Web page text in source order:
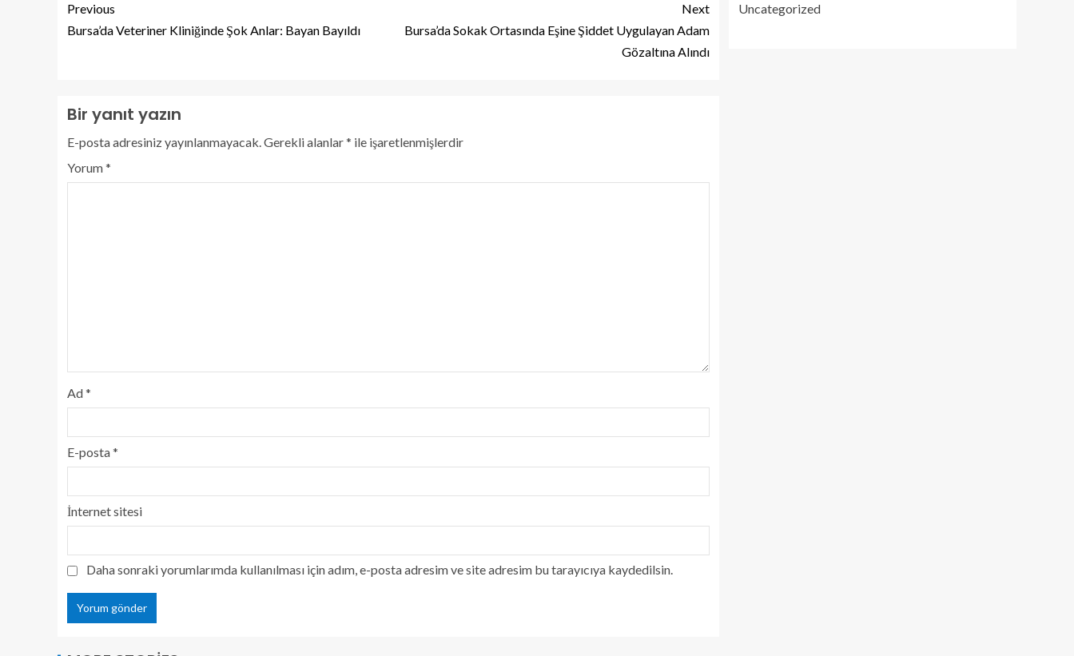
Previous
Bursa’da Veteriner Kliniğinde Şok Anlar: Bayan Bayıldı
Next
Bursa’da Sokak Ortasında Eşine Şiddet Uygulayan Adam
Gözaltına Alındı
Bir yanıt yazın
E-posta adresiniz yayınlanmayacak.Gerekli alanlar* ile işaretlenmişlerdir
Yorum*
Ad*
E-posta*
İnternet sitesi
Daha sonraki yorumlarımda kullanılması için adım, e-posta adresim ve site adresim bu tarayıcıya kaydedilsin.
Uncategorized